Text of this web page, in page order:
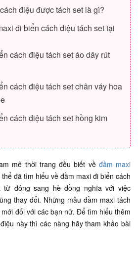
điệu được tách set là gì?
đi biển cách điệu tách set tại
cách điệu tách set áo dây rút
cách điệu tách set chân váy hoa
cách điệu tách set hồng kim
mê thời trang đều biết về đầm maxi
đã tìm hiểu về đầm maxi đi biển cách
từ đông sang hè đồng nghĩa với việc
thay đổi. Những mẫu đầm maxi tách
đối với các bạn nữ. Để tìm hiểu thêm
này thì các nàng hãy tham khảo bài